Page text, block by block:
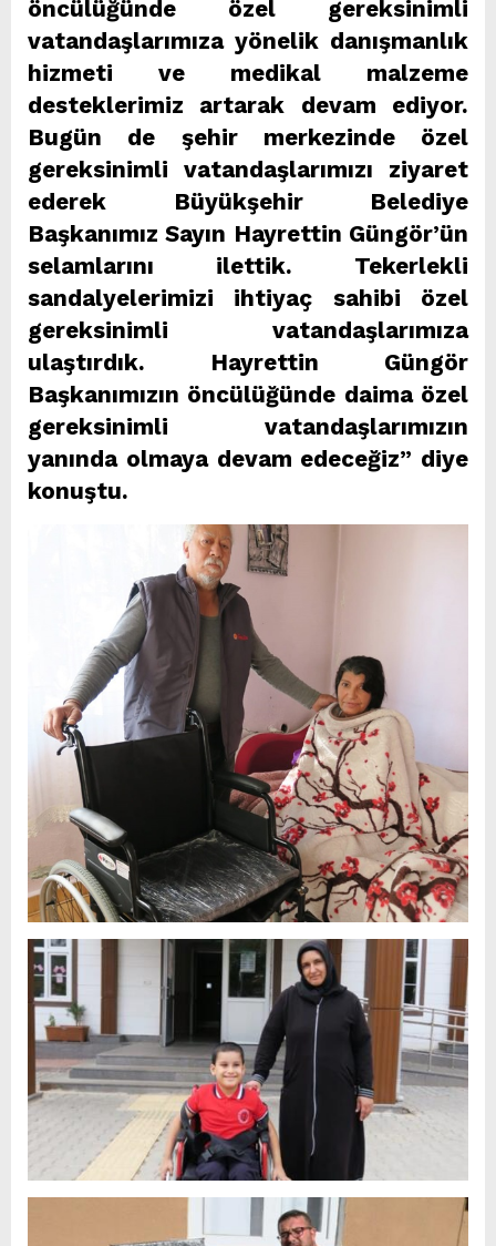
öncülüğünde özel gereksinimli
vatandaşlarımıza yönelik danışmanlık
hizmeti ve medikal malzeme
desteklerimiz artarak devam ediyor.
Bugün de şehir merkezinde özel
gereksinimli vatandaşlarımızı ziyaret
ederek Büyükşehir Belediye
Başkanımız Sayın Hayrettin Güngör’ün
selamlarını ilettik. Tekerlekli
sandalyelerimizi ihtiyaç sahibi özel
gereksinimli vatandaşlarımıza
ulaştırdık. Hayrettin Güngör
Başkanımızın öncülüğünde daima özel
gereksinimli vatandaşlarımızın
yanında olmaya devam edeceğiz” diye
konuştu.